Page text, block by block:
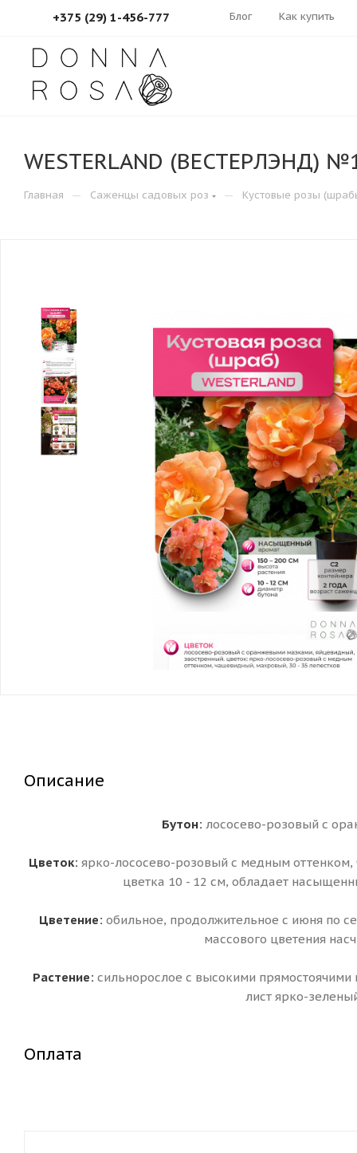
+375 (29) 1-456-777 Блог Как купить
WESTERLAND (ВЕСТЕРЛЭНД)
Главная — Саженцы садовых роз — Кустовые розы
Описание
Бутон: лососево-розовый с
Цветок: ярко-лососево-розовый с медным
цветка 10 - 12 см, обладает
Цветение: обильное, продолжительное с июня по
массового цветения
Растение: сильнорослое с высокими
лист ярко-
Оплата